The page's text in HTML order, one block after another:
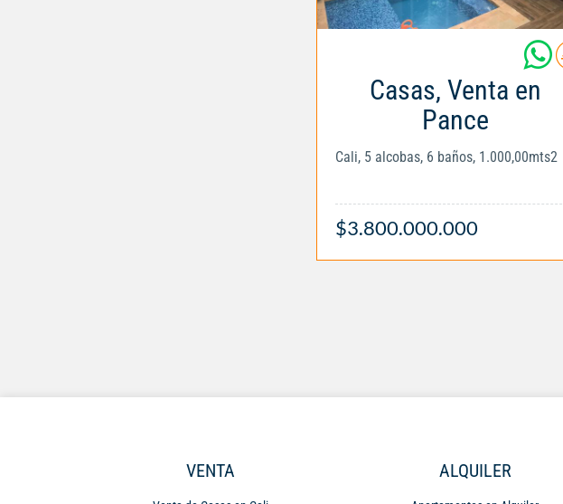
Casas, Venta en
Pance
Cali, 5 alcobas, 6 baños, 1.000,00mts2
$3.800.000.000
VENTA ALQUILER